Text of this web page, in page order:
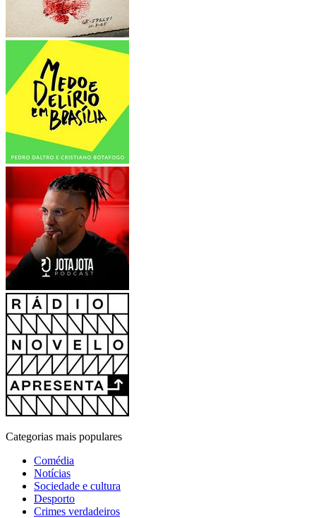
Categorias mais populares
Comédia
Notícias
Sociedade e cultura
Desporto
Crimes verdadeiros